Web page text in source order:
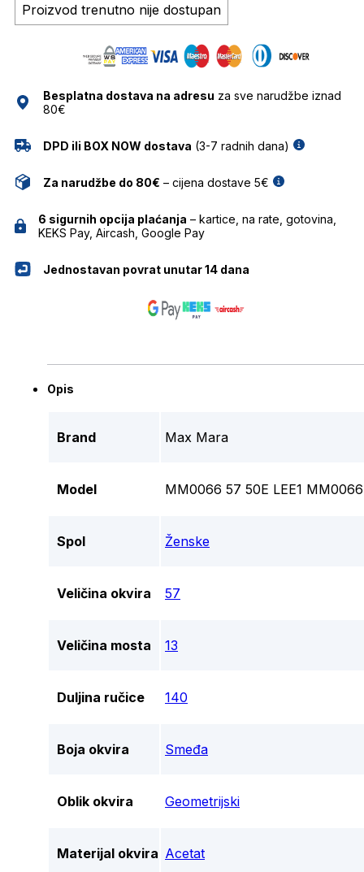
Proizvod trenutno nije dostupan
Besplatna dostava na adresu za sve narudžbe iznad
80€
DPD ili BOX NOW dostava (3-7 radnih dana)
Za narudžbe do 80€ – cijena dostave 5€
6 sigurnih opcija plaćanja – kartice, na rate, gotovina,
KEKS Pay, Aircash, Google Pay
Jednostavan povrat unutar 14 dana
Opis
Brand Max Mara
Model MM0066 57 50E LEE1
Spol Ženske
Veličina okvira 57
Veličina mosta 13
Duljina ručice 140
Boja okvira Smeđa
Oblik okvira Geometrijski
Materijal okvira Acetat